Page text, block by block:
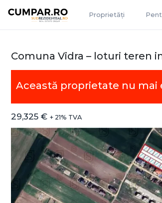
Proprietăți
Comuna Vidra – loturi teren
Această proprietate nu mai
29,325 € + 21% TVA